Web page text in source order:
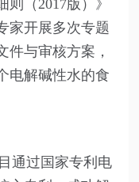
（2017版）》
家开展多次专题
件与审核方案，
电解碱性水的食
通过国家专利电